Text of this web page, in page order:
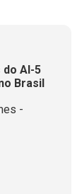
AI-5
Brasil
-